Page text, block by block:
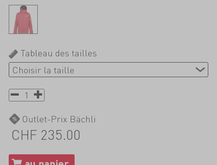
Tableau des tailles
Outlet-Prix Bächli
CHF 235.00